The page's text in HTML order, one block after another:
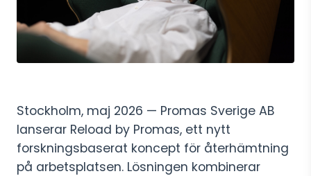
Stockholm, maj 2026 — Promas Sverige AB
lanserar Reload by Promas, ett nytt
forskningsbaserat koncept för återhämtning
på arbetsplatsen. Lösningen kombinerar